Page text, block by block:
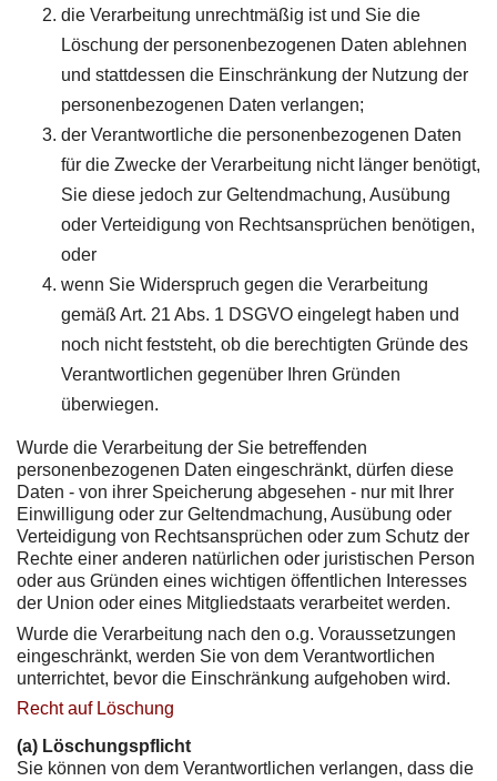
die Verarbeitung unrechtmäßig ist und Sie die
Löschung der personenbezogenen Daten ablehnen
und stattdessen die Einschränkung der Nutzung der
personenbezogenen Daten verlangen;
der Verantwortliche die personenbezogenen Daten
für die Zwecke der Verarbeitung nicht länger benötigt,
Sie diese jedoch zur Geltendmachung, Ausübung
oder Verteidigung von Rechtsansprüchen benötigen,
oder
wenn Sie Widerspruch gegen die Verarbeitung
gemäß Art. 21 Abs. 1 DSGVO eingelegt haben und
noch nicht feststeht, ob die berechtigten Gründe des
Verantwortlichen gegenüber Ihren Gründen
überwiegen.
Wurde die Verarbeitung der Sie betreffenden
personenbezogenen Daten eingeschränkt, dürfen diese
Daten - von ihrer Speicherung abgesehen - nur mit Ihrer
Einwilligung oder zur Geltendmachung, Ausübung oder
Verteidigung von Rechtsansprüchen oder zum Schutz der
Rechte einer anderen natürlichen oder juristischen Person
oder aus Gründen eines wichtigen öffentlichen Interesses
der Union oder eines Mitgliedstaats verarbeitet werden.
Wurde die Verarbeitung nach den o.g. Voraussetzungen
eingeschränkt, werden Sie von dem Verantwortlichen
unterrichtet, bevor die Einschränkung aufgehoben wird.
Recht auf Löschung
(a) Löschungspflicht
Sie können von dem Verantwortlichen verlangen, dass die